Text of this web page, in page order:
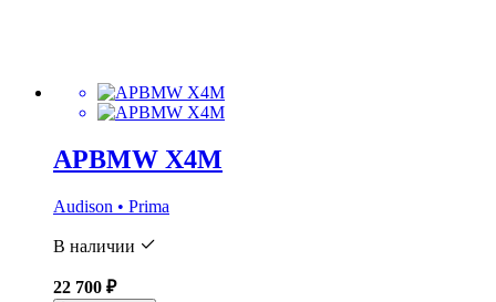
APBMW X4M
Audison • Prima
В наличии
22 700 ₽